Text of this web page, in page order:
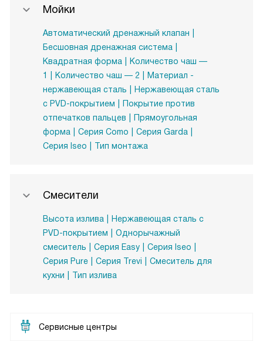
Мойки
Автоматический дренажный клапан
Бесшовная дренажная система
Квадратная форма
Количество чаш —
1
Количество чаш — 2
Материал -
нержавеющая сталь
Нержавеющая сталь
с PVD-покрытием
Покрытие против
отпечатков пальцев
Прямоугольная
форма
Серия Como
Серия Garda
Серия Iseo
Тип монтажа
Смесители
Высота излива
Нержавеющая сталь с
PVD-покрытием
Однорычажный
смеситель
Серия Easy
Серия Iseo
Серия Pure
Серия Trevi
Смеситель для
кухни
Тип излива
Сервисные центры